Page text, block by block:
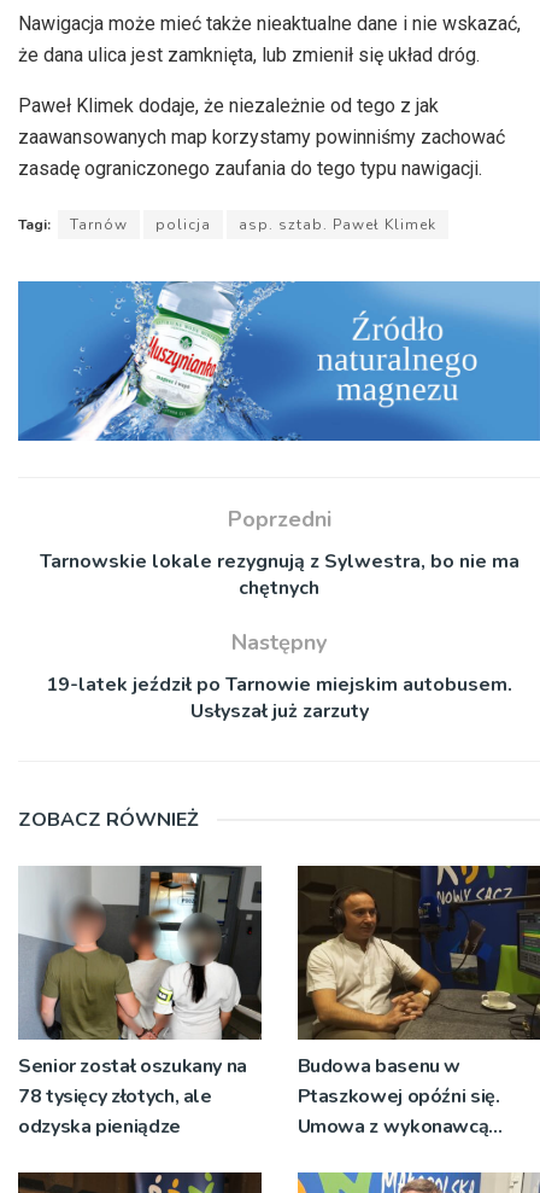
Nawigacja może mieć także nieaktualne dane i nie wskazać,
że dana ulica jest zamknięta, lub zmienił się układ dróg.
Paweł Klimek dodaje, że niezależnie od tego z jak
zaawansowanych map korzystamy powinniśmy zachować
zasadę ograniczonego zaufania do tego typu nawigacji.
Tagi: Tarnów policja asp. sztab. Paweł Klimek
Poprzedni
Tarnowskie lokale rezygnują z Sylwestra, bo nie ma
chętnych
Następny
19-latek jeździł po Tarnowie miejskim autobusem.
Usłyszał już zarzuty
ZOBACZ RÓWNIEŻ
Senior został oszukany na
78 tysięcy złotych, ale
odzyska pieniądze
Budowa basenu w
Ptaszkowej opóźni się.
Umowa z wykonawcą
nie zostanie podpisana